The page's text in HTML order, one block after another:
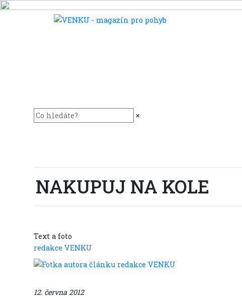
×
NAKUPUJ NA KOLE
Text a foto
redakce VENKU
12. června 2012